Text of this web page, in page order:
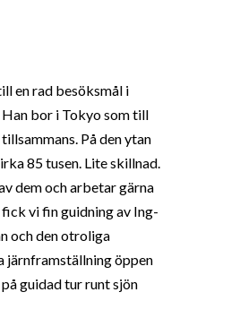
en rad besöksmål i
bor i Tokyo som till
På den ytan
85 tusen. Lite skillnad.
dem och arbetar gärna
vi fin guidning av Ing-
och den otroliga
järnframställning öppen
guidad tur runt sjön